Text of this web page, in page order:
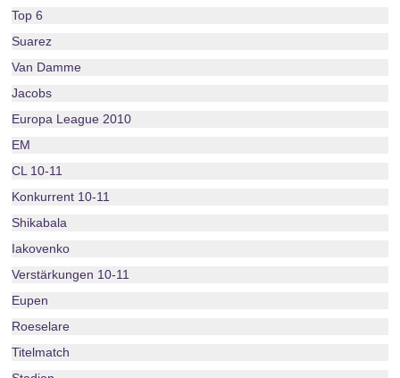
Top 6
Suarez
Van Damme
Jacobs
Europa League 2010
EM
CL 10-11
Konkurrent 10-11
Shikabala
Iakovenko
Verstärkungen 10-11
Eupen
Roeselare
Titelmatch